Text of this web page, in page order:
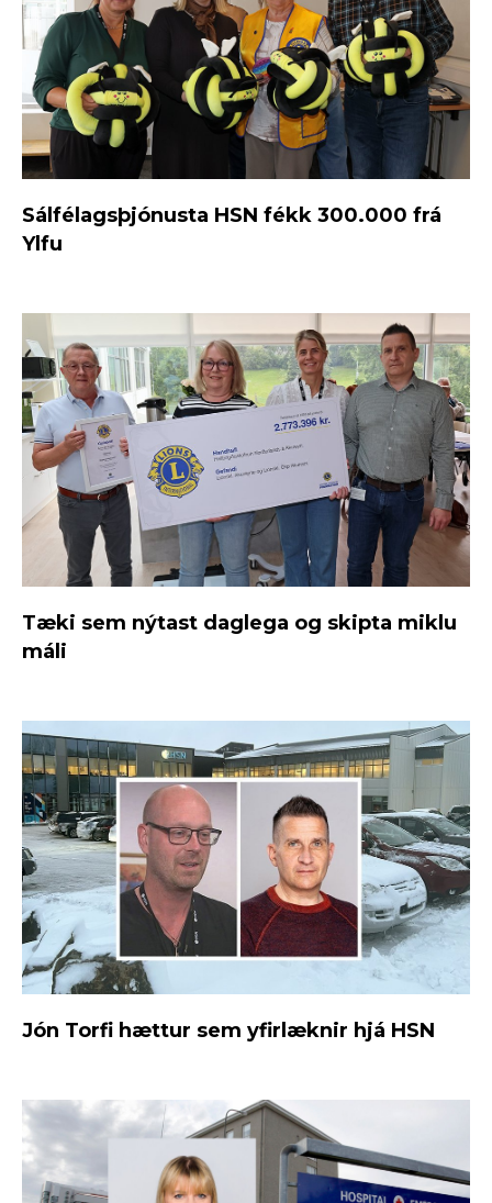
Sálfélagsþjónusta HSN fékk 300.000 frá
Ylfu
Tæki sem nýtast daglega og skipta miklu
máli
Jón Torfi hættur sem yfirlæknir hjá HSN